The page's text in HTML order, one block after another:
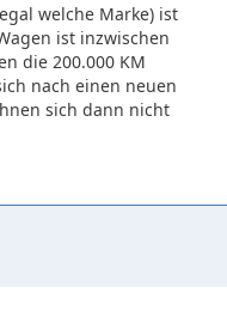
welche Marke) ist
ist inzwischen
die 200.000 KM
nach einen neuen
sich dann nicht